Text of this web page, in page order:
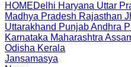
HOMEDelhi Haryana Uttar
Madhya Pradesh Rajasthan
Uttarakhand PunjabAndhra
Karnataka Maharashtra
Odisha Kerala
Jansamasya